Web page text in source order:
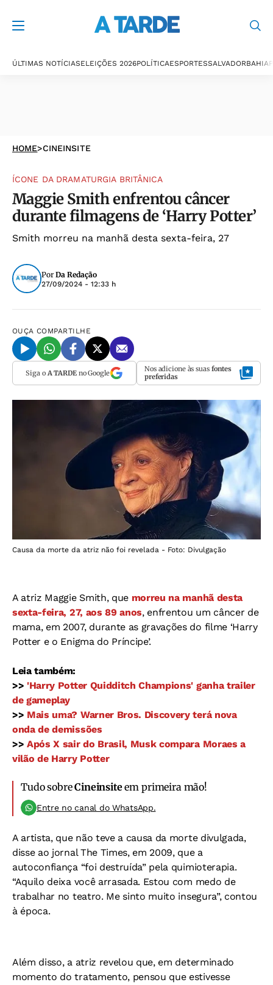
ÚLTIMAS NOTÍCIASELEIÇÕES 2026POLÍTICAESPORTESSALVADORBAHIA
HOME>CINEINSITE
ÍCONE DA DRAMATURGIA BRITÂNICA
Maggie Smith enfrentou câncer
durante filmagens de ‘Harry Potter’
Smith morreu na manhã desta sexta-feira, 27
Por Da Redação
27/09/2024 - 12:33 h
OUÇA COMPARTILHE
Siga o A TARDEno Google Nos adicione às suas fontes
preferidas
Causa da morte da atriz não foi revelada - Foto: Divulgação
A atriz Maggie Smith, que morreu na manhã desta
sexta-feira, 27, aos 89 anos, enfrentou um câncer de
mama, em 2007, durante as gravações do filme ‘Harry
Potter e o Enigma do Príncipe’.
Leia também:
>> 'Harry Potter Quidditch Champions' ganha trailer
de gameplay
>> Mais uma? Warner Bros. Discovery terá nova
onda de demissões
>>Após X sair do Brasil, Musk compara Moraes a
vilão de Harry Potter
Tudo sobreCineinsiteem primeira mão!
Entre no canal do WhatsApp.
A artista, que não teve a causa da morte divulgada,
disse ao jornal The Times, em 2009, que a
autoconfiança “foi destruída” pela quimioterapia.
“Aquilo deixa você arrasada. Estou com medo de
trabalhar no teatro. Me sinto muito insegura”, contou
à época.
Além disso, a atriz revelou que, em determinado
momento do tratamento, pensou que estivesse